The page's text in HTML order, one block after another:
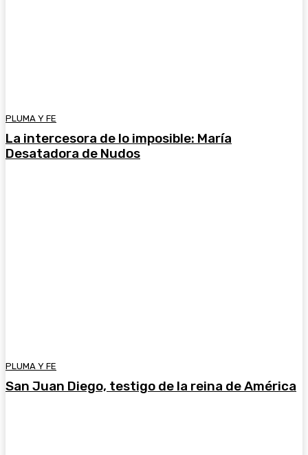
PLUMA Y FE
La intercesora de lo imposible: María
Desatadora de Nudos
PLUMA Y FE
San Juan Diego, testigo de la reina de América